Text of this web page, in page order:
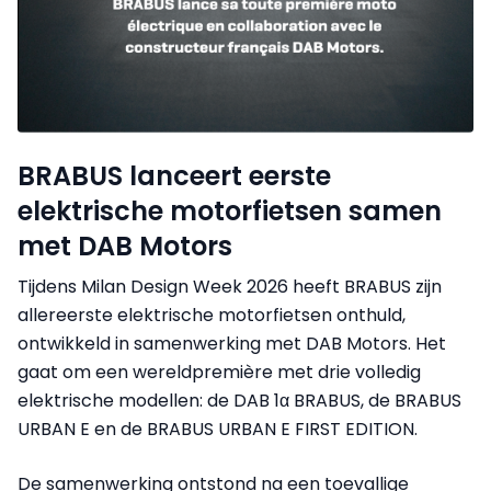
BRABUS lanceert eerste
elektrische motorfietsen samen
met DAB Motors
Tijdens Milan Design Week 2026 heeft BRABUS zijn
allereerste elektrische motorfietsen onthuld,
ontwikkeld in samenwerking met DAB Motors. Het
gaat om een wereldpremière met drie volledig
elektrische modellen: de DAB 1α BRABUS, de BRABUS
URBAN E en de BRABUS URBAN E FIRST EDITION.
De samenwerking ontstond na een toevallige